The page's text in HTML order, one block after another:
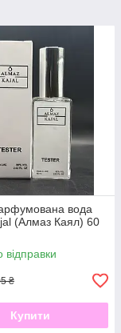
вода
(Алмаз Каял) 60
відправки
₴
Купити